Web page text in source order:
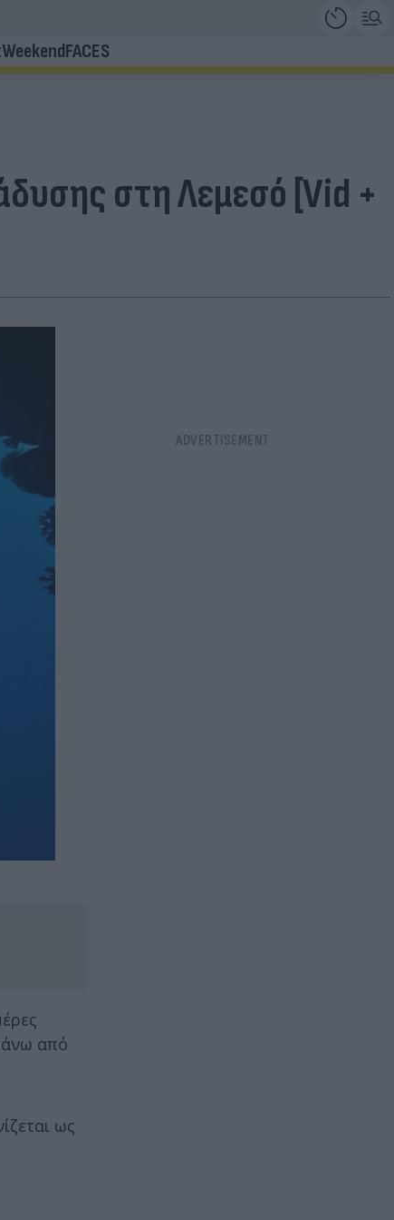
WeekendFACES
στη Λεμεσό [Vid +
από
ως